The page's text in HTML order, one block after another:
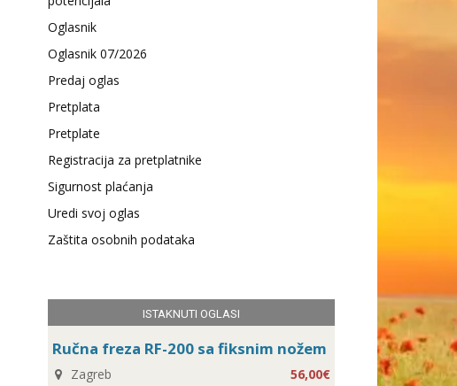
Oglasnik
Oglasnik 07/2026
Predaj oglas
Pretplata
Pretplate
Registracija za pretplatnike
Sigurnost plaćanja
Uredi svoj oglas
Zaštita osobnih podataka
ISTAKNUTI OGLASI
Ručna freza RF-200 sa fiksnim nožem
Zagreb 56,00€